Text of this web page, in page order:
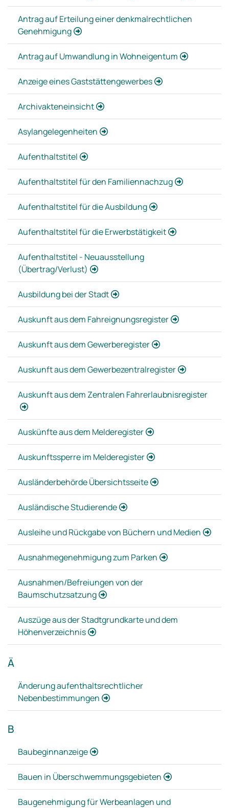
Antrag auf Erteilung einer denkmalrechtlichen
Genehmigung
Antrag auf Umwandlung in Wohneigentum
Anzeige eines Gaststättengewerbes
Archivakteneinsicht
Asylangelegenheiten
Aufenthaltstitel
Aufenthaltstitel für den Familiennachzug
Aufenthaltstitel für die Ausbildung
Aufenthaltstitel für die Erwerbstätigkeit
Aufenthaltstitel - Neuausstellung
(Übertrag/Verlust)
Ausbildung bei der Stadt
Auskunft aus dem Fahreignungsregister
Auskunft aus dem Gewerberegister
Auskunft aus dem Gewerbezentralregister
Auskunft aus dem Zentralen Fahrerlaubnisregister
Auskünfte aus dem Melderegister
Auskunftssperre im Melderegister
Ausländerbehörde Übersichtsseite
Ausländische Studierende
Ausleihe und Rückgabe von Büchern und Medien
Ausnahmegenehmigung zum Parken
Ausnahmen/Befreiungen von der
Baumschutzsatzung
Auszüge aus der Stadtgrundkarte und dem
Höhenverzeichnis
Ä
Änderung aufenthaltsrechtlicher
Nebenbestimmungen
B
Baubeginnanzeige
Bauen in Überschwemmungsgebieten
Baugenehmigung für Werbeanlagen und